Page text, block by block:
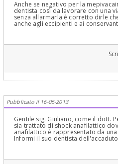
Anche se negativo per la
dentista così da lavorare con una
senza allarmarla è corretto dirle
anche agli eccipienti e ai
Pubblicato il 16-05-2013
Gentile sig. Giuliano, come il dott.
sia trattato di shock anafilattico
anafilattico è rappresentato da
Informi il suo dentista